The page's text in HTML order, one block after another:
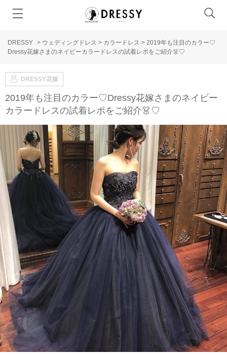
DRESSY > ウェディングドレス > カラードレス > 2019年も注目のカラー♡
Dressy花嫁さまのネイビーカラードレスの試着レポをご紹介👗♡
DRESSY花嫁
2019年も注目のカラー♡Dressy花嫁さまのネイビー
カラードレスの試着レポをご紹介👗♡